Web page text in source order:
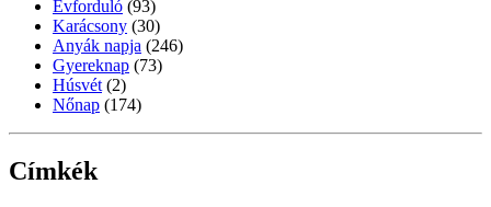
Évforduló (93)
Karácsony (30)
Anyák napja (246)
Gyereknap (73)
Húsvét (2)
Nőnap (174)
Címkék